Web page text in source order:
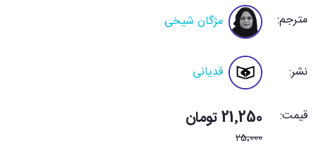
مترجم: مژگان شیخی
نشر: قدیانی
قیمت: 21٬250 تومان
25٬000